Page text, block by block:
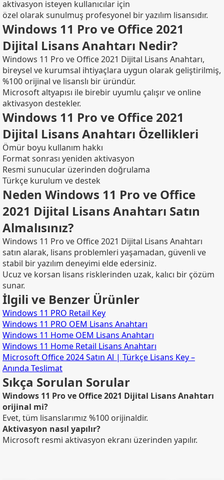
aktivasyon isteyen kullanıcılar için
özel olarak sunulmuş profesyonel bir yazılım lisansıdır.
Windows 11 Pro ve Office 2021
Dijital Lisans Anahtarı Nedir?
Windows 11 Pro ve Office 2021 Dijital Lisans Anahtarı,
bireysel ve kurumsal ihtiyaçlara uygun olarak geliştirilmiş,
%100 orijinal ve lisanslı bir üründür.
Microsoft altyapısı ile birebir uyumlu çalışır ve online
aktivasyon destekler.
Windows 11 Pro ve Office 2021
Dijital Lisans Anahtarı Özellikleri
Ömür boyu kullanım hakkı
Format sonrası yeniden aktivasyon
Resmi sunucular üzerinden doğrulama
Türkçe kurulum ve destek
Neden Windows 11 Pro ve Office
2021 Dijital Lisans Anahtarı Satın
Almalısınız?
Windows 11 Pro ve Office 2021 Dijital Lisans Anahtarı
satın alarak, lisans problemleri yaşamadan, güvenli ve
stabil bir yazılım deneyimi elde edersiniz.
Ucuz ve korsan lisans risklerinden uzak, kalıcı bir çözüm
sunar.
İlgili ve Benzer Ürünler
Windows 11 PRO Retail Key
Windows 11 PRO OEM Lisans Anahtarı
Windows 11 Home OEM Lisans Anahtarı
Windows 11 Home Retail Lisans Anahtarı
Microsoft Office 2024 Satın Al | Türkçe Lisans Key –
Anında Teslimat
Sıkça Sorulan Sorular
Windows 11 Pro ve Office 2021 Dijital Lisans Anahtarı
orijinal mi?
Evet, tüm lisanslarımız %100 orijinaldir.
Aktivasyon nasıl yapılır?
Microsoft resmi aktivasyon ekranı üzerinden yapılır.